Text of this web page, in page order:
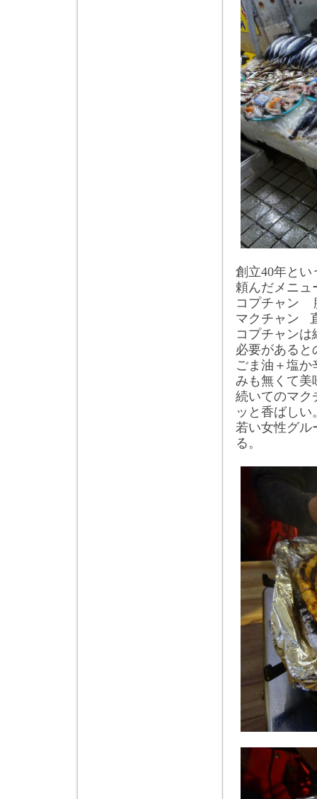
創立40年とい
頼んだメニュ
コプチャン
マクチャン
コプチャン
必要があると
ごま油＋塩
みも無くて美
続いてのマク
ッと香ばしい
若い女性グル
る。